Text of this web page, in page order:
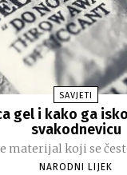
SAVJETI
gel i kako ga
svakodnevicu
materijal koji se
NARODNI LIJEK